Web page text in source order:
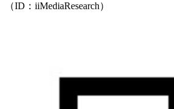
（ID：iiMediaResearch）